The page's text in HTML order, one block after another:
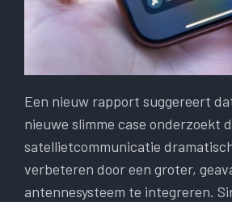
Een nieuw rapport suggereert
nieuwe slimme case onderzoekt
satellietcommunicatie
verbeteren door een groter,
antennesysteem te integreren.